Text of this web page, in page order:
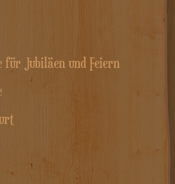
für Jubiläen und Feiern